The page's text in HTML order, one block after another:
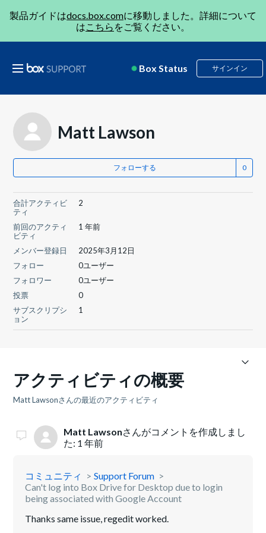
製品ガイドはdocs.box.comに移動しました。詳細について
はこちら をご覧ください。
Box Status サインイン
Matt Lawson
フォローする
合計アクティビ
ティ
2
前回のアクティ
ビティ
1 年前
メンバー登録日
2025年3月12日
フォロー
0ユーザー
フォロワー
0ユーザー
投票
0
サブスクリプシ
ョン
1
アクティビティの概要
Matt Lawsonさんの最近のアクティビティ
Matt Lawsonさんがコメントを作成しまし
た: 1 年前
コミュニティ
Support Forum
Can't log into Box Drive for Desktop due to login
being associated with Google Account
Thanks same issue, regedit worked.